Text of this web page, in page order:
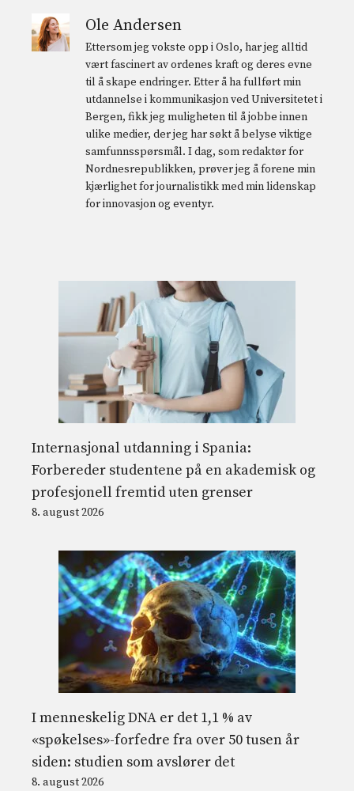
Ole Andersen
Ettersom jeg vokste opp i Oslo, har jeg alltid
vært fascinert av ordenes kraft og deres evne
til å skape endringer. Etter å ha fullført min
utdannelse i kommunikasjon ved Universitetet i
Bergen, fikk jeg muligheten til å jobbe innen
ulike medier, der jeg har søkt å belyse viktige
samfunnsspørsmål. I dag, som redaktør for
Nordnesrepublikken, prøver jeg å forene min
kjærlighet for journalistikk med min lidenskap
for innovasjon og eventyr.
Internasjonal utdanning i Spania:
Forbereder studentene på en akademisk og
profesjonell fremtid uten grenser
8. august 2026
I menneskelig DNA er det 1,1 % av
«spøkelses»-forfedre fra over 50 tusen år
siden: studien som avslører det
8. august 2026